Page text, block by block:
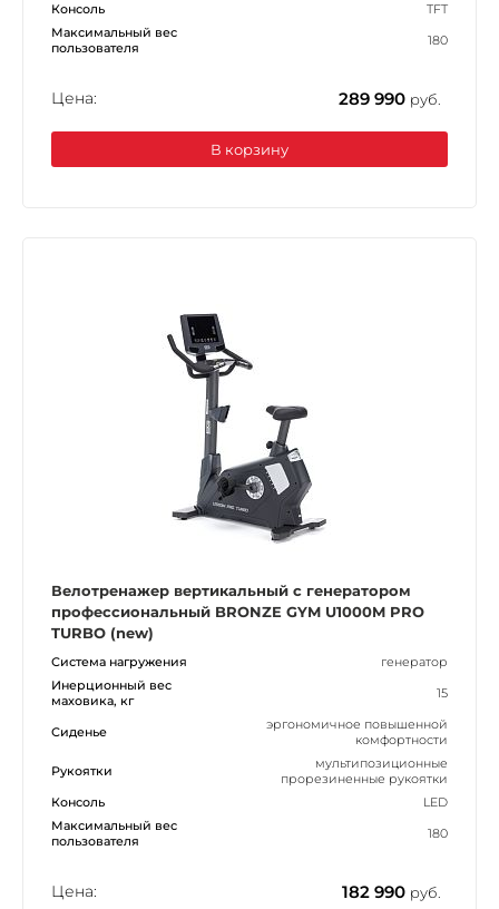
Консоль
TFT
Максимальный вес
пользователя
180
Цена: 289 990 руб.
В корзину
Велотренажер вертикальный с генератором
профессиональный BRONZE GYM U1000M PRO
TURBO (new)
Система нагружения
генератор
Инерционный вес
маховика, кг
15
Сиденье
эргономичное повышенной
комфортности
Рукоятки
мультипозиционные
прорезиненные рукоятки
Консоль
LED
Максимальный вес
пользователя
180
Цена: 182 990 руб.